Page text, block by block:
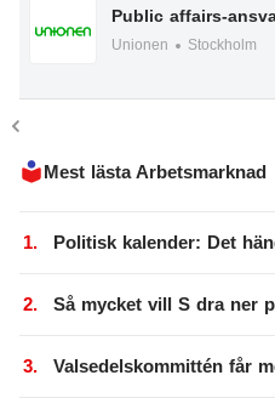
Public affairs-
Unionen Stockholm
Mest lästa Arbetsmarknad
Politisk kalender: Det
Så mycket vill S dra ner
Valsedelskommittén får